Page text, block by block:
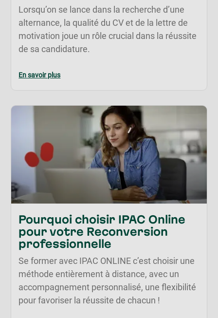
Lorsqu’on se lance dans la recherche d’une
alternance, la qualité du CV et de la lettre de
motivation joue un rôle crucial dans la réussite
de sa candidature.
En savoir plus
Pourquoi choisir IPAC Online
pour votre Reconversion
professionnelle
Se former avec IPAC ONLINE c’est choisir une
méthode entièrement à distance, avec un
accompagnement personnalisé, une flexibilité
pour favoriser la réussite de chacun !